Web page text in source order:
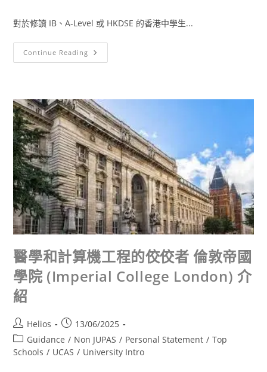
對於修讀 IB、A-Level 或 HKDSE 的香港中學生...
Continue Reading
醫學和計算機工程的佼佼者 倫敦帝國
學院 (Imperial College London) 介
紹
Helios
13/06/2025
Guidance / Non JUPAS / Personal Statement / Top
Schools / UCAS / University Intro